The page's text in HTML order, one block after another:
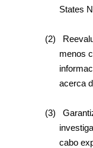
States
(2)
menos
acerca
(3)
cabo